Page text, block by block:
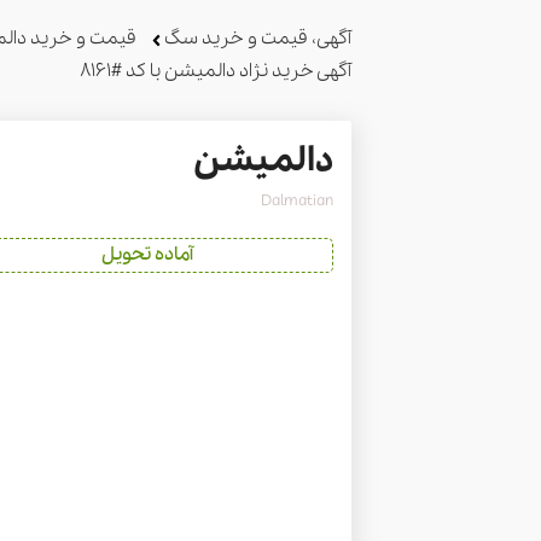
آگهی، قیمت و خرید سگ
قیمت و خرید
آگهی خرید نژاد دالمیشن با کد #8161
دالمیشن
Dalmatian
آماده تحویل